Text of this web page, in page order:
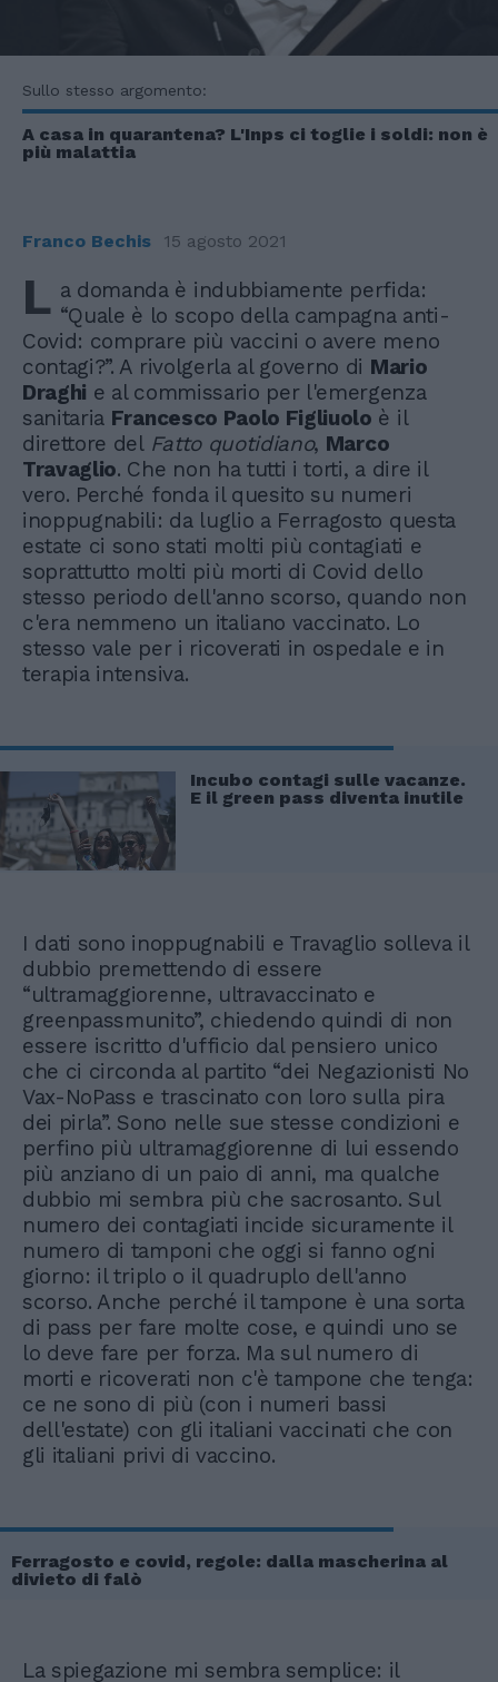
Sullo stesso argomento:
A casa in quarantena? L'Inps ci toglie i soldi: non è
più malattia
Franco Bechis 15 agosto 2021
L a domanda è indubbiamente perfida:
“Quale è lo scopo della campagna anti-
Covid: comprare più vaccini o avere meno
contagi?”. A rivolgerla al governo di Mario
Draghi e al commissario per l'emergenza
sanitaria Francesco Paolo Figliuolo è il
direttore del Fatto quotidiano, Marco
Travaglio. Che non ha tutti i torti, a dire il
vero. Perché fonda il quesito su numeri
inoppugnabili: da luglio a Ferragosto questa
estate ci sono stati molti più contagiati e
soprattutto molti più morti di Covid dello
stesso periodo dell'anno scorso, quando non
c'era nemmeno un italiano vaccinato. Lo
stesso vale per i ricoverati in ospedale e in
terapia intensiva.
Incubo contagi sulle vacanze.
E il green pass diventa inutile
I dati sono inoppugnabili e Travaglio solleva il
dubbio premettendo di essere
“ultramaggiorenne, ultravaccinato e
greenpassmunito”, chiedendo quindi di non
essere iscritto d'ufficio dal pensiero unico
che ci circonda al partito “dei Negazionisti No
Vax-NoPass e trascinato con loro sulla pira
dei pirla”. Sono nelle sue stesse condizioni e
perfino più ultramaggiorenne di lui essendo
più anziano di un paio di anni, ma qualche
dubbio mi sembra più che sacrosanto. Sul
numero dei contagiati incide sicuramente il
numero di tamponi che oggi si fanno ogni
giorno: il triplo o il quadruplo dell'anno
scorso. Anche perché il tampone è una sorta
di pass per fare molte cose, e quindi uno se
lo deve fare per forza. Ma sul numero di
morti e ricoverati non c'è tampone che tenga:
ce ne sono di più (con i numeri bassi
dell'estate) con gli italiani vaccinati che con
gli italiani privi di vaccino.
Ferragosto e covid, regole: dalla mascherina al
divieto di falò
La spiegazione mi sembra semplice: il